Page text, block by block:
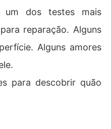
dos testes mais
reparação. Alguns
Alguns amores
para descobrir quão